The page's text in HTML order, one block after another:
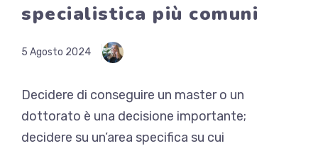
specialistica più comuni
5 Agosto 2024
Decidere di conseguire un master o un
dottorato è una decisione importante;
decidere su un’area specifica su cui